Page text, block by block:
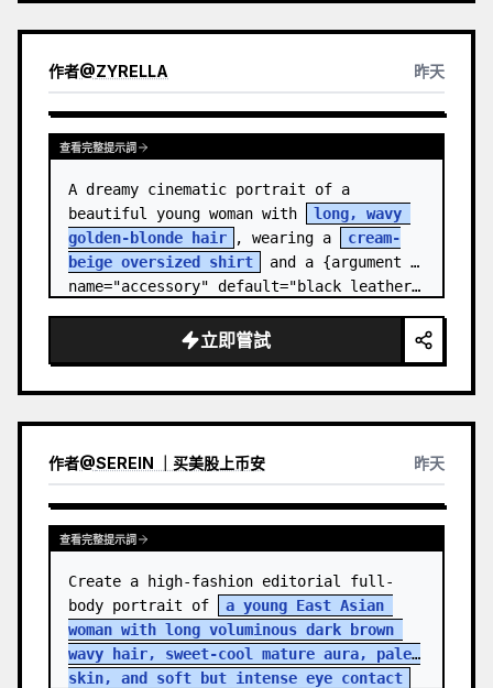
作者@ZYRELLA 昨天
查看完整提示詞
A dreamy cinematic portrait of a
beautiful young woman with
long, wavy
golden-blonde hair
, wearing a
cream-
beige oversized shirt
and a {argument
name="accessory" default="black leather…
立即嘗試
作者@SEREIN ｜买美股上币安 昨天
查看完整提示詞
Create a high-fashion editorial full-
body portrait of
a young East Asian
woman with long voluminous dark brown
wavy hair, sweet-cool mature aura, pale
skin, and soft but intense eye contact